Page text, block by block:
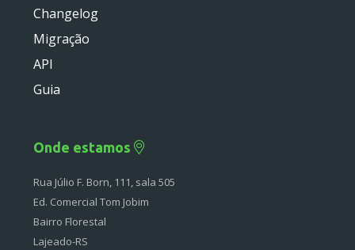
Changelog
Migração
API
Guia
Onde estamos
Rua Júlio F. Born, 111, sala 505
Ed. Comercial Tom Jobim
Bairro Florestal
Lajeado-RS